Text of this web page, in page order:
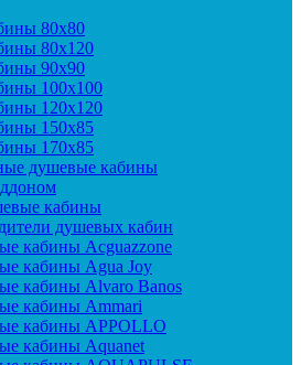
80x80
80x120
90х90
100x100
120x120
150x85
170x85
душевые кабины
кабины
душевых кабин
кабины Acguazzone
кабины Agua Joy
кабины Alvaro Banos
кабины Ammari
кабины APPOLLO
кабины Aquanet